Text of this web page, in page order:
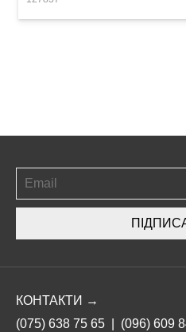
КОНТАКТИ →
(075) 638 75 65
(096) 609